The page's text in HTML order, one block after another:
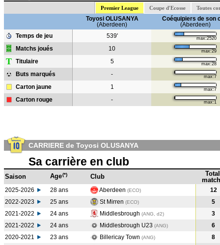
Premier League Coupe d'Ecosse Toutes
Toyosi OLUSANYA
(Aberdeen)
Coéquipiers de son
(Aberdeen)
Temps de jeu
539' max:2520
Matchs joués 10 max:29
T Titulaire 5 max:28
Buts marqués - max:7
Carton jaune 1 max:7
Carton rouge - max:1
CARRIERE de Toyosi OLUSANYA
Sa carrière en club
Saison Age(*) Club
Total
2025-2026 28 ans Aberdeen (ECO)
12
2022-2023
25 ans St Mirren (ECO)
5
2021-2022
24 ans Middlesbrough (ANG, d2)
3
2021-2022
24 ans Middlesbrough U23 (ANG)
6
2020-2021
23 ans Billericay Town (ANG)
8